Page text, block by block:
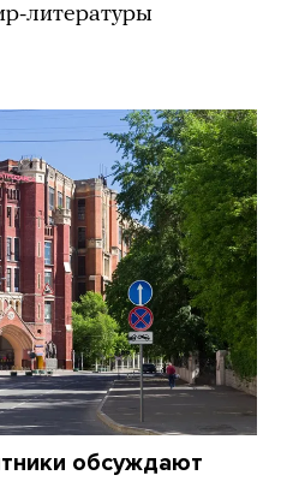
литературы
обсуждают